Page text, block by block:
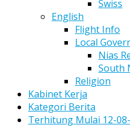
Swiss
English
Flight Info
Local
Nias
South
Religion
Kabinet Kerja
Kategori Berita
Terhitung Mulai 12-